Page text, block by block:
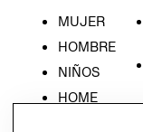
MUJER
HOMBRE
NIÑOS
HOME